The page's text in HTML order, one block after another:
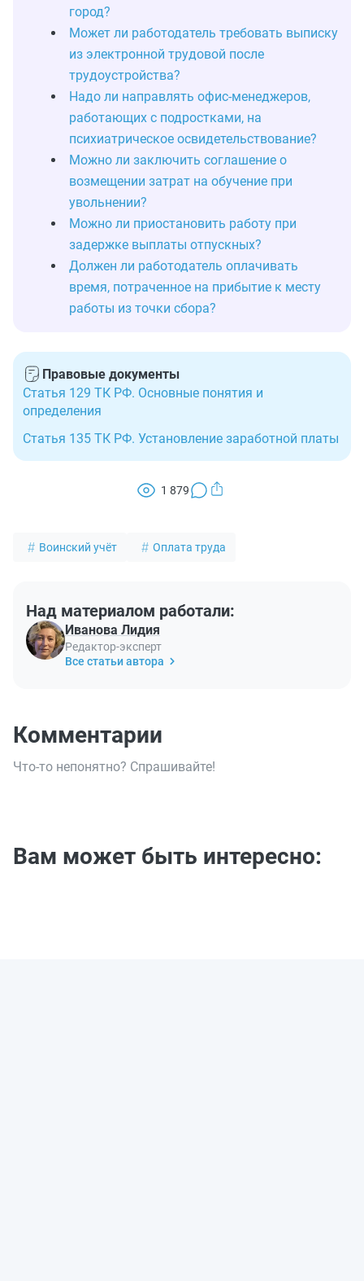
город?
Может ли работодатель требовать выписку
из электронной трудовой после
трудоустройства?
Надо ли направлять офис-менеджеров,
работающих с подростками, на
психиатрическое освидетельствование?
Можно ли заключить соглашение о
возмещении затрат на обучение при
увольнении?
Можно ли приостановить работу при
задержке выплаты отпускных?
Должен ли работодатель оплачивать
время, потраченное на прибытие к месту
работы из точки сбора?
Правовые документы
Статья 129 ТК РФ. Основные понятия и
определения
Статья 135 ТК РФ. Установление заработной платы
1 879
Воинский учёт Оплата труда
Над материалом работали:
Иванова Лидия
Редактор-эксперт
Все статьи автора
Комментарии
Что-то непонятно? Спрашивайте!
Вам может быть интересно: